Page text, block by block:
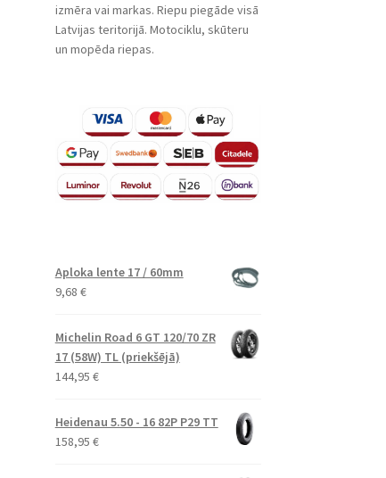
izmēra vai markas. Riepu piegāde visā
Latvijas teritorijā. Motociklu, skūteru
un mopēda riepas.
Aploka lente 17 / 60mm
9,68 €
Michelin Road 6 GT 120/70 ZR
17 (58W) TL (priekšējā)
144,95 €
Heidenau 5.50 - 16 82P P29 TT
158,95 €